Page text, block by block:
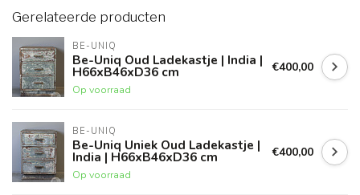
Gerelateerde producten
BE-UNIQ
Be-Uniq Oud Ladekastje | India |
H66xB46xD36 cm
Op voorraad
€400,00
BE-UNIQ
Be-Uniq Uniek Oud Ladekastje |
India | H66xB46xD36 cm
Op voorraad
€400,00